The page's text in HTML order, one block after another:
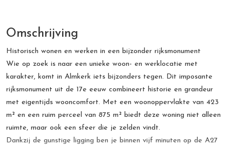
Omschrijving
Historisch wonen en werken in een bijzonder rijksmonument
Wie op zoek is naar een unieke woon- en werklocatie met
karakter, komt in Almkerk iets bijzonders tegen. Dit imposante
rijksmonument uit de 17e eeuw combineert historie en grandeur
met eigentijds wooncomfort. Met een woonoppervlakte van 423
m² en een ruim perceel van 875 m² biedt deze woning niet alleen
ruimte, maar ook een sfeer die je zelden vindt.
Dankzij de gunstige ligging ben je binnen vijf minuten op de A27